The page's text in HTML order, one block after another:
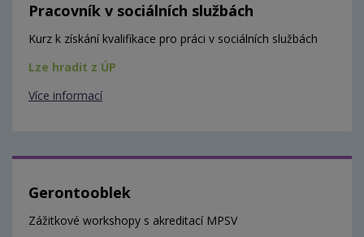
Pracovník v sociálních službách
Kurz k získání kvalifikace pro práci v sociálních službách
Lze hradit z ÚP
Více informací
Gerontooblek
Zážitkové workshopy s akreditací MPSV